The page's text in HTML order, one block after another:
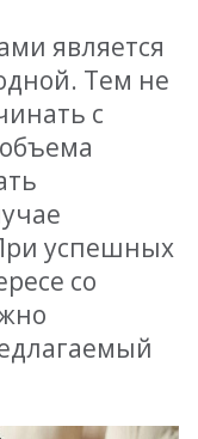
является
Тем не
с
успешных
со